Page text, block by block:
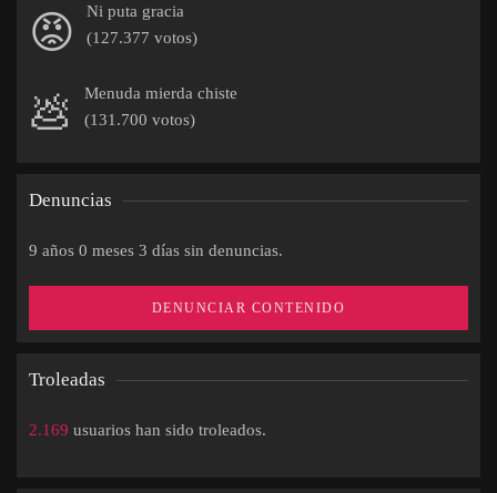
😡
Ni puta gracia
(127.377 votos)
💩
Menuda mierda chiste
(131.700 votos)
Denuncias
9 años 0 meses 3 días sin denuncias.
DENUNCIAR CONTENIDO
Troleadas
2.169 usuarios han sido troleados.